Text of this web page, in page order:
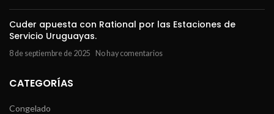
Cuder apuesta con Rational por las Estaciones de
Servicio Uruguayas.
8 de septiembre de 2025 No hay comentarios
CATEGORÍAS
Congelado